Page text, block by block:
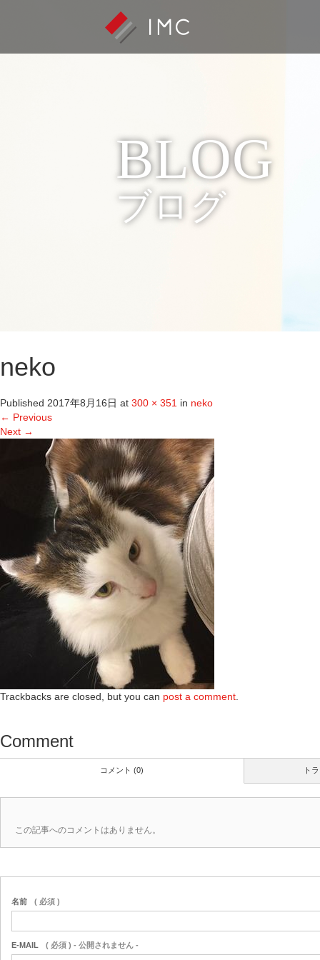
BLOG
ブログ
neko
Published 2017年8月16日 at 300 × 351 in neko
← Previous
Next →
Trackbacks are closed, but you can post a comment
Comment
ト
コメント (0)
この記事へのコメントはありません。
名前 ( 必須 )
E-MAIL ( 必須 ) - 公開されません -